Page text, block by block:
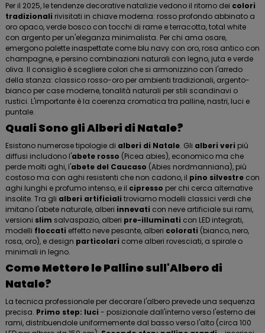
Per il 2025, le tendenze decorative natalizie vedono il ritorno dei colori
tradizionali rivisitati in chiave moderna: rosso profondo abbinato a
oro opaco, verde bosco con tocchi di rame e terracotta, total white
con argento per un'eleganza minimalista. Per chi ama osare,
emergono palette inaspettate come blu navy con oro, rosa antico con
champagne, e persino combinazioni naturali con legno, juta e verde
oliva. Il consiglio è scegliere colori che si armonizzino con l'arredo
della stanza: classico rosso-oro per ambienti tradizionali, argento-
bianco per case moderne, tonalità naturali per stili scandinavi o
rustici. L'importante è la coerenza cromatica tra palline, nastri, luci e
puntale.
Quali Sono gli Alberi di Natale?
Esistono numerose tipologie di alberi di Natale. Gli alberi veri più
diffusi includono l'abete rosso (Picea abies), economico ma che
perde molti aghi, l'abete del Caucaso (Abies nordmanniana), più
costoso ma con aghi resistenti che non cadono, il pino silvestre con
aghi lunghi e profumo intenso, e il cipresso per chi cerca alternative
insolite. Tra gli alberi artificiali troviamo modelli classici verdi che
imitano l'abete naturale, alberi innevati con neve artificiale sui rami,
versioni slim salvaspazio, alberi pre-illuminati con LED integrati,
modelli floccati effetto neve pesante, alberi colorati (bianco, nero,
rosa, oro), e design particolari come alberi rovesciati, a spirale o
minimali in legno.
Come Mettere le Palline sull'Albero di
Natale?
La tecnica professionale per decorare l'albero prevede una sequenza
precisa. Primo step: luci - posizionale dall'interno verso l'esterno dei
rami, distribuendole uniformemente dal basso verso l'alto (circa 100